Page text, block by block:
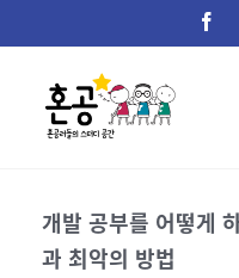
개발 공부를 어떻게
과 최악의 방법